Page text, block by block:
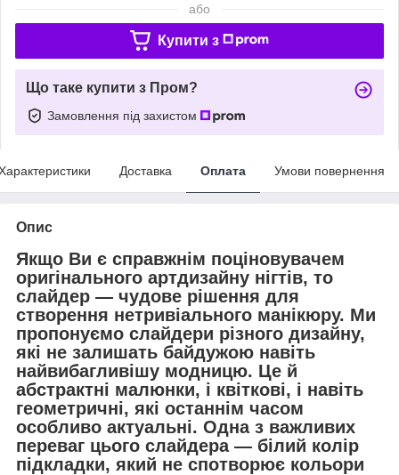
або
Купити з
Що таке купити з Пром?
Замовлення під захистом
Доставка Оплата Умови повернення
Опис
Якщо Ви є справжнім поціновувачем
оригінального артдизайну нігтів, то
слайдер — чудове рішення для
створення нетривіального манікюру. Ми
пропонуємо слайдери різного дизайну,
які не залишать байдужою навіть
найвибагливішу модницю. Це й
абстрактні малюнки, і квіткові, і навіть
геометричні, які останнім часом
особливо актуальні. Одна з важливих
переваг цього слайдера — білий колір
підкладки, який не спотворює кольори